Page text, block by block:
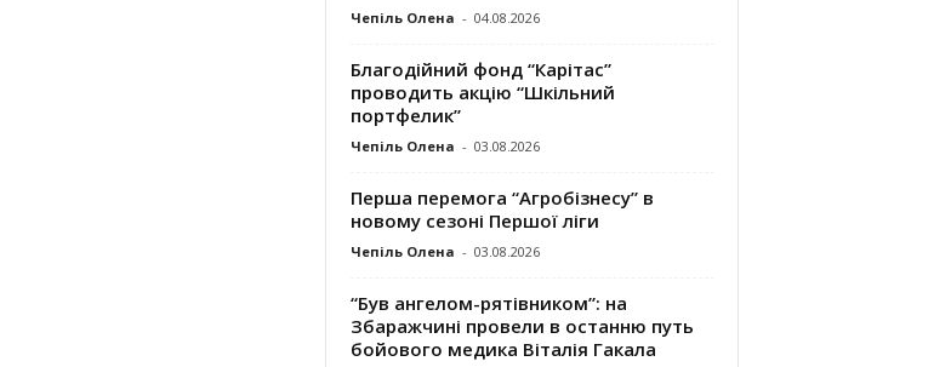
Чепіль Олена - 04.08.2026
Благодійний фонд “Карітас”
проводить акцію “Шкільний
портфелик”
Чепіль Олена - 03.08.2026
Перша перемога “Агробізнесу” в
новому сезоні Першої ліги
Чепіль Олена - 03.08.2026
“Був ангелом-рятівником”: на
Збаражчині провели в останню путь
бойового медика Віталія Гакала